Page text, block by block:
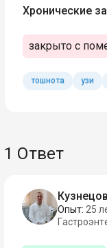
Хронические
закрыто с
тошнота узи
1 Ответ
Опыт: 25